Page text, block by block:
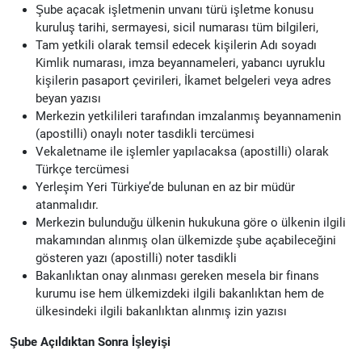
Şube açacak işletmenin unvanı türü işletme konusu
kuruluş tarihi, sermayesi, sicil numarası tüm bilgileri,
Tam yetkili olarak temsil edecek kişilerin Adı soyadı
Kimlik numarası, imza beyannameleri, yabancı uyruklu
kişilerin pasaport çevirileri, İkamet belgeleri veya adres
beyan yazısı
Merkezin yetkilileri tarafından imzalanmış beyannamenin
(apostilli) onaylı noter tasdikli tercümesi
Vekaletname ile işlemler yapılacaksa (apostilli) olarak
Türkçe tercümesi
Yerleşim Yeri Türkiye’de bulunan en az bir müdür
atanmalıdır.
Merkezin bulunduğu ülkenin hukukuna göre o ülkenin ilgili
makamından alınmış olan ülkemizde şube açabileceğini
gösteren yazı (apostilli) noter tasdikli
Bakanlıktan onay alınması gereken mesela bir finans
kurumu ise hem ülkemizdeki ilgili bakanlıktan hem de
ülkesindeki ilgili bakanlıktan alınmış izin yazısı
Şube Açıldıktan Sonra İşleyişi